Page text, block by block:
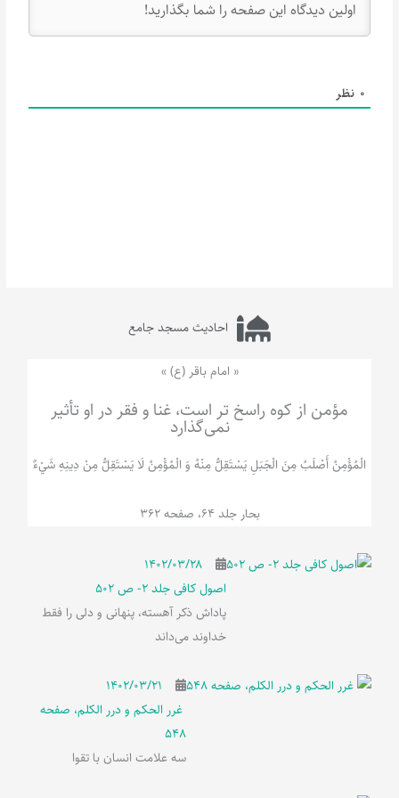
0 نظر
احادیث مسجد جامع
« امام باقر (ع) »
مؤمن از کوه راسخ تر است، غنا و فقر در او تأثیر
نمی‌گذارد
الْمُؤْمِنُ‌ أَصْلَبُ‌ مِنَ‌ الْجَبَلِ‌ یَسْتَقِلُّ مِنْهُ وَ الْمُؤْمِنُ لَا يَسْتَقِلُّ مِنْ دِينِهِ شَيْ‌ءٌ
بحار جلد 64، صفحه 362
۱۴۰۲/۰۳/۲۸
اصول کافی جلد 2- ص 502
پاداش ذکر آهسته، پنهانی و دلی را فقط
خداوند می‌داند
۱۴۰۲/۰۳/۲۱
غرر الحکم و درر الکلم، صفحه
548
سه علامت انسان با تقوا